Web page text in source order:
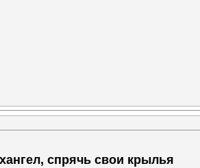
спрячь свои крылья